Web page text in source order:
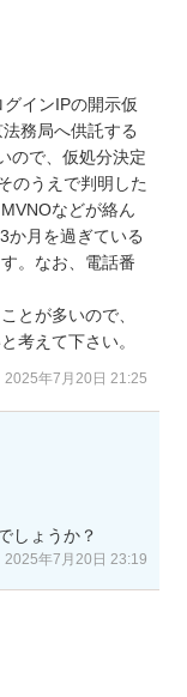
インIPの開示仮
務局へ供託する
ので、仮処分決定
のうえで判明した
などが絡ん
か月を過ぎている
。なお、電話番
とが多いので、
考えて下さい。
2025年7月20日 21:25
しょうか？
2025年7月20日 23:19